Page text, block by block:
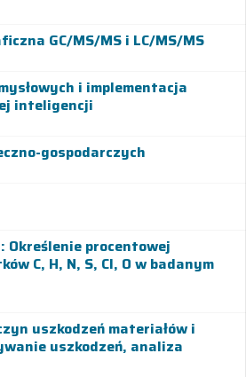
GC/MS/MS i LC/MS/MS
i implementacja
inteligencji
gospodarczych
procentowej
C, H, N, S, Cl, O w badanym
uszkodzeń materiałów i
uszkodzeń, analiza